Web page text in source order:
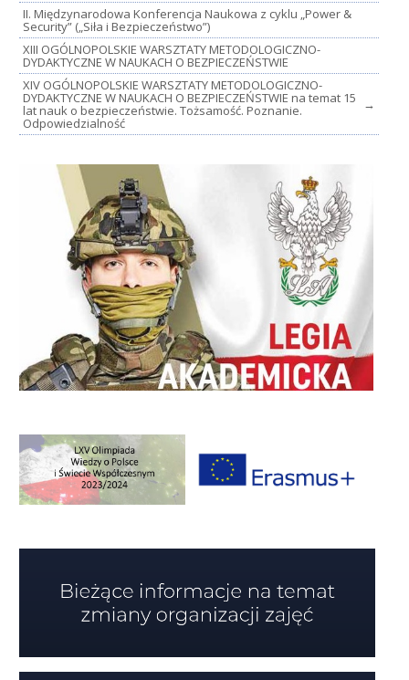
II. Międzynarodowa Konferencja Naukowa z cyklu „Power &
Security” („Siła i Bezpieczeństwo”)
XIII OGÓLNOPOLSKIE WARSZTATY METODOLOGICZNO-
DYDAKTYCZNE W NAUKACH O BEZPIECZEŃSTWIE
XIV OGÓLNOPOLSKIE WARSZTATY METODOLOGICZNO-
DYDAKTYCZNE W NAUKACH O BEZPIECZEŃSTWIE na temat 15
lat nauk o bezpieczeństwie. Tożsamość. Poznanie.
Odpowiedzialność
→